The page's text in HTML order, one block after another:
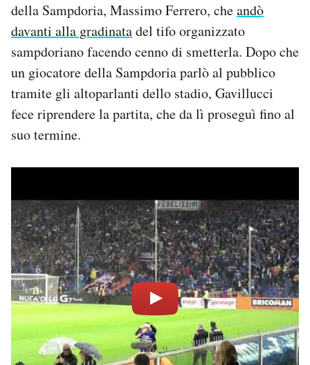
della Sampdoria, Massimo Ferrero, cheandò
davanti alla gradinatadel tifo organizzato
sampdoriano facendo cenno di smetterla. Dopo che
un giocatore della Sampdoria parlò al pubblico
tramite gli altoparlanti dello stadio, Gavillucci
fece riprendere la partita, che da lì proseguì fino al
suo termine.